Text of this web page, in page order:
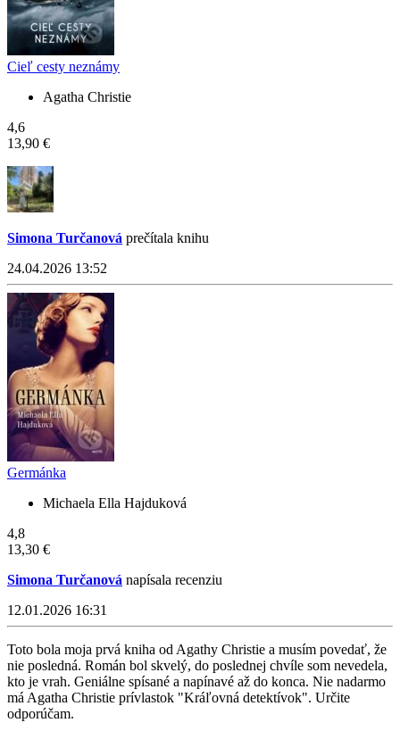
Cieľ cesty neznámy
Agatha Christie
4,6
13,90 €
Simona Turčanová prečítala knihu
24.04.2026 13:52
Germánka
Michaela Ella Hajduková
4,8
13,30 €
Simona Turčanová napísala recenziu
12.01.2026 16:31
Toto bola moja prvá kniha od Agathy Christie a musím povedať, že
nie posledná. Román bol skvelý, do poslednej chvíle som nevedela,
kto je vrah. Geniálne spísané a napínavé až do konca. Nie nadarmo
má Agatha Christie prívlastok "Kráľovná detektívok". Určite
odporúčam.